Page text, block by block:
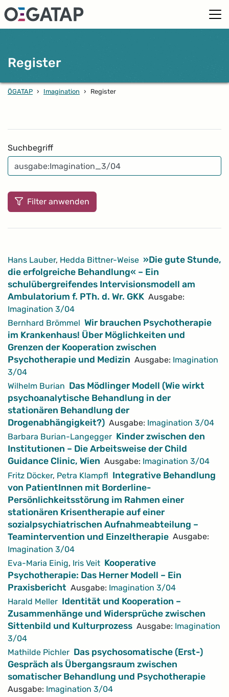
Register
ÖGATAP › Imagination › Register
Suchbegriff
Filter anwenden
Artikel
Hans Lauber, Hedda Bittner-Weise »Die gute Stunde,
die erfolgreiche Behandlung« – Ein
schulübergreifendes Intervisionsmodell am
Ambulatorium f. PTh. d. Wr. GKK Ausgabe:
Imagination 3/04
Bernhard Brömmel Wir brauchen Psychotherapie
im Krankenhaus! Über Möglichkeiten und
Grenzen der Kooperation zwischen
Psychotherapie und Medizin Ausgabe: Imagination
3/04
Wilhelm Burian Das Mödlinger Modell (Wie wirkt
psychoanalytische Behandlung in der
stationären Behandlung der
Drogenabhängigkeit?) Ausgabe: Imagination 3/04
Barbara Burian-Langegger Kinder zwischen den
Institutionen – Die Arbeitsweise der Child
Guidance Clinic, Wien Ausgabe: Imagination 3/04
Fritz Döcker, Petra Klampfl Integrative Behandlung
von PatientInnen mit Borderline-
Persönlichkeitsstörung im Rahmen einer
stationären Krisentherapie auf einer
sozialpsychiatrischen Aufnahmeabteilung –
Teamintervention und Einzeltherapie Ausgabe:
Imagination 3/04
Eva-Maria Einig, Iris Veit Kooperative
Psychotherapie: Das Herner Modell – Ein
Praxisbericht Ausgabe: Imagination 3/04
Harald Meller Identität und Kooperation –
Zusammenhänge und Widersprüche zwischen
Sittenbild und Kulturprozess Ausgabe: Imagination
3/04
Mathilde Pichler Das psychosomatische (Erst-)
Gespräch als Übergangsraum zwischen
somatischer Behandlung und Psychotherapie
Ausgabe: Imagination 3/04